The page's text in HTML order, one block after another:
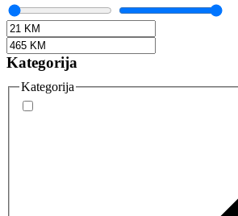
Kategorija
Kategorija